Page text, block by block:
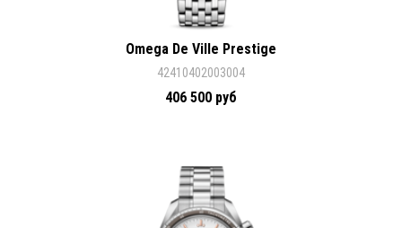
Omega De Ville Prestige
42410402003004
406 500 руб